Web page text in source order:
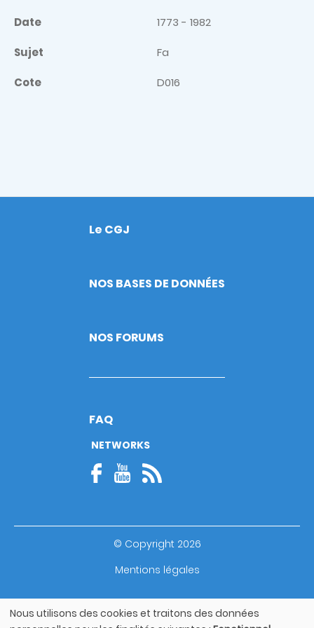
Date 1773 - 1982
Sujet Fa
Cote D016
Footer
Le CGJ
NOS BASES DE DONNÉES
NOS FORUMS
FAQ
NETWORKS
© Copyright 2026
Mentions légales
Guide utilisateur
Utilisation
Nous utilisons des cookies et traitons des données